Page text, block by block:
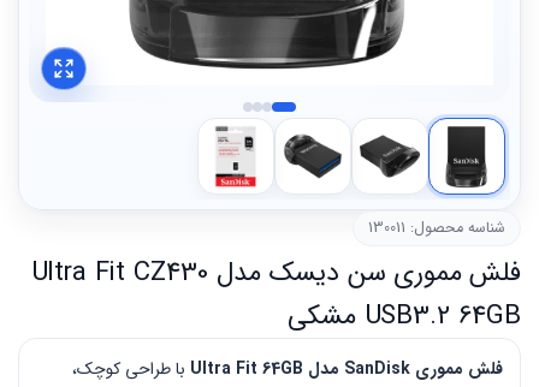
شناسه محصول: 130011
فلش مموری سن دیسک مدل Ultra Fit CZ430
USB3.2 64GB مشکی
فلش مموری SanDisk مدل Ultra Fit 64GB
با طراحی کوچک،